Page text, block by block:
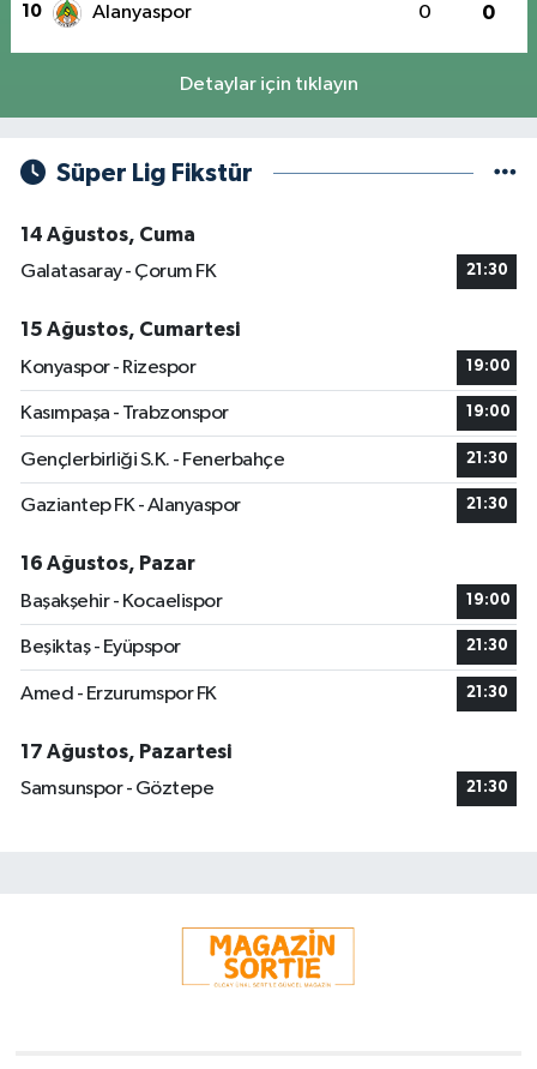
10 Alanyaspor 0 0
Detaylar için tıklayın
Süper Lig Fikstür
14 Ağustos, Cuma
Galatasaray - Çorum FK
21:30
15 Ağustos, Cumartesi
Konyaspor - Rizespor
19:00
Kasımpaşa - Trabzonspor 19:00
Gençlerbirliği S.K. - Fenerbahçe 21:30
Gaziantep FK - Alanyaspor 21:30
16 Ağustos, Pazar
Başakşehir - Kocaelispor
19:00
Beşiktaş - Eyüpspor 21:30
Amed - Erzurumspor FK 21:30
17 Ağustos, Pazartesi
Samsunspor - Göztepe
21:30